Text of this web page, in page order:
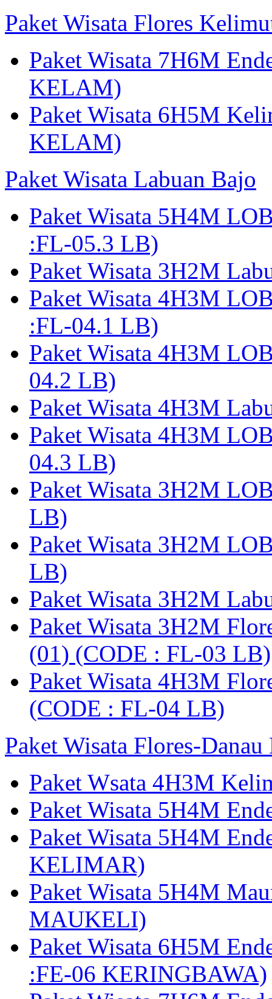
Paket Wisata Flores
Paket Wisata 7H6M
KELAM)
Paket Wisata 6H5M
KELAM)
Paket Wisata Labuan Bajo
Paket Wisata 5H4M
:FL-05.3 LB)
Paket Wisata 3H2M
Paket Wisata 4H3M
:FL-04.1 LB)
Paket Wisata 4H3M
04.2 LB)
Paket Wisata 4H3M
Paket Wisata 4H3M
04.3 LB)
Paket Wisata 3H2M
LB)
Paket Wisata 3H2M
LB)
Paket Wisata 3H2M
Paket Wisata 3H2M
(01) (CODE : FL-03 LB)
Paket Wisata 4H3M
(CODE : FL-04 LB)
Paket Wisata Flores-
Paket Wsata 4H3M
Paket Wisata 5H4M
Paket Wisata 5H4M
KELIMAR)
Paket Wisata 5H4M
MAUKELI)
Paket Wisata 6H5M
:FE-06 KERINGBAWA)